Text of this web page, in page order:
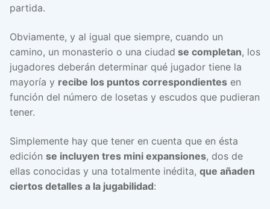
partida.
Obviamente, y al igual que siempre, cuando un
camino, un monasterio o una ciudad se completan, los
jugadores deberán determinar qué jugador tiene la
mayoría y recibe los puntos correspondientes en
función del número de losetas y escudos que pudieran
tener.
Simplemente hay que tener en cuenta que en ésta
edición se incluyen tres mini expansiones, dos de
ellas conocidas y una totalmente inédita, que añaden
ciertos detalles a la jugabilidad: